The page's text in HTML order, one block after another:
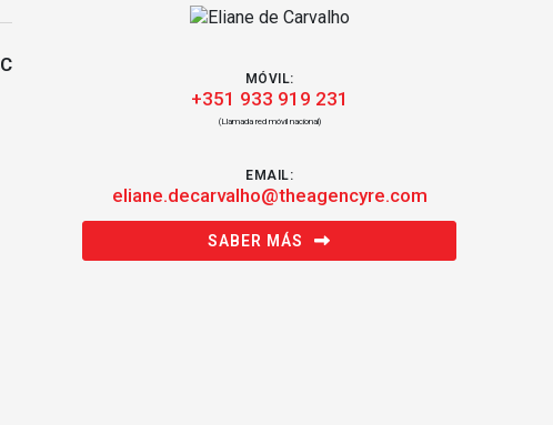
MÓVIL:
+351 933 919 231
(Llamada red móvil nacional)
EMAIL:
eliane.decarvalho@theagencyre.com
SABER MÁS